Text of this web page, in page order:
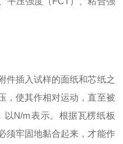
件插入试样的面纸和芯纸之
，使其作相对运动，直至被
N/m表示。根据瓦楞纸板
须牢固地黏合起来，才能作